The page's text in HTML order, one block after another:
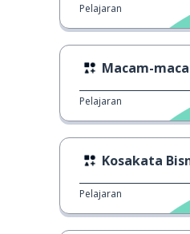
Pelajaran
Macam-
Pelajaran
Kosakata
Pelajaran